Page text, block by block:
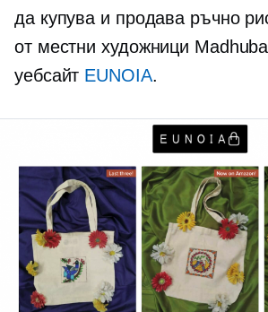
да купува и продава ръчно
от местни художници
уебсайт EUNOIA.